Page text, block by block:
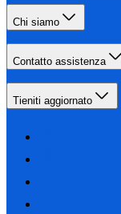
Chi siamo
Contatto assistenza
Tieniti aggiornato